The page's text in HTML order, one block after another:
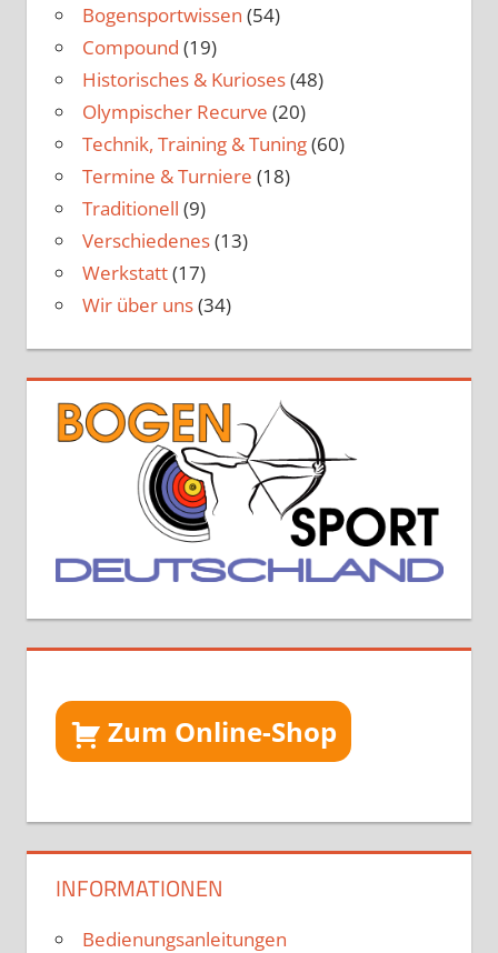
Bogensportwissen (54)
Compound (19)
Historisches & Kurioses(48)
Olympischer Recurve (20)
Technik, Training & Tuning(60)
Termine & Turniere (18)
Traditionell (9)
Verschiedenes(13)
Werkstatt(17)
Wir über uns(34)
Zum Online-Shop
INFORMATIONEN
Bedienungsanleitungen